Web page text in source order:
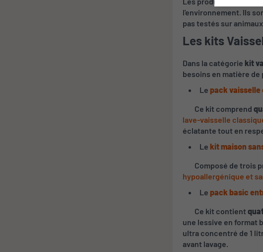
l'environnement. Ils
pas testés sur
Les kits
Dans la catégorie kit
besoins en matière
Le pack vaisselle
Ce kit comprend
lave-vaisselle
éclatante tout en
Le kit maison
Composé de trois
hypoallergénique et
Le pack basic
Ce kit contient
une lessive en format
ultra concentré de 1
avant lavage.